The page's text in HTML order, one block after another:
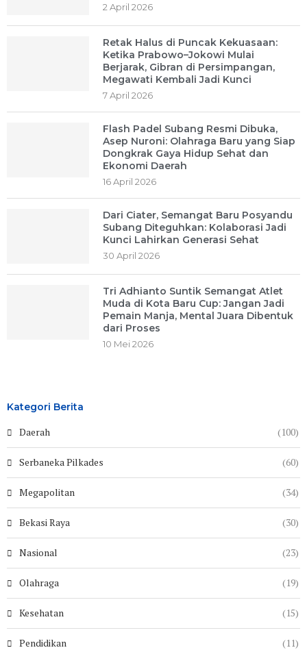
2 April 2026
Retak Halus di Puncak Kekuasaan:
Ketika Prabowo–Jokowi Mulai
Berjarak, Gibran di Persimpangan,
Megawati Kembali Jadi Kunci
7 April 2026
Flash Padel Subang Resmi Dibuka,
Asep Nuroni: Olahraga Baru yang Siap
Dongkrak Gaya Hidup Sehat dan
Ekonomi Daerah
16 April 2026
Dari Ciater, Semangat Baru Posyandu
Subang Diteguhkan: Kolaborasi Jadi
Kunci Lahirkan Generasi Sehat
30 April 2026
Tri Adhianto Suntik Semangat Atlet
Muda di Kota Baru Cup: Jangan Jadi
Pemain Manja, Mental Juara Dibentuk
dari Proses
10 Mei 2026
Kategori Berita
Daerah (100)
Serbaneka Pilkades (60)
Megapolitan (34)
Bekasi Raya (30)
Nasional (23)
Olahraga (19)
Kesehatan (15)
Pendidikan (11)